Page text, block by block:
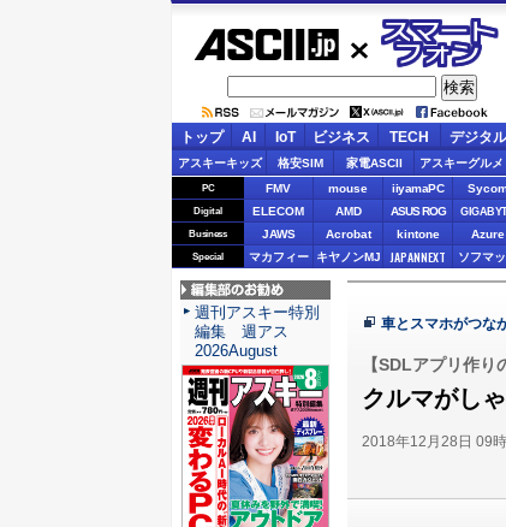
スマート
フォン
トップ AI IoT ビジネス TECH デジタル
アスキーキッズ 格安SIM 家電ASCII アスキーグルメ
PC FMV mouse iiyamaPC
Digital ELECOM AMD ASUS ROG
Business JAWS Acrobat kintone Azure
Special マカフィー キヤノンMJ JAPANNEXT ソフマ
車とスマホがつな
【SDLアプリ作
クルマがし
2018年12月28日 09
編集部のお勧め
週刊アスキー特別
編集 週アス
2026August